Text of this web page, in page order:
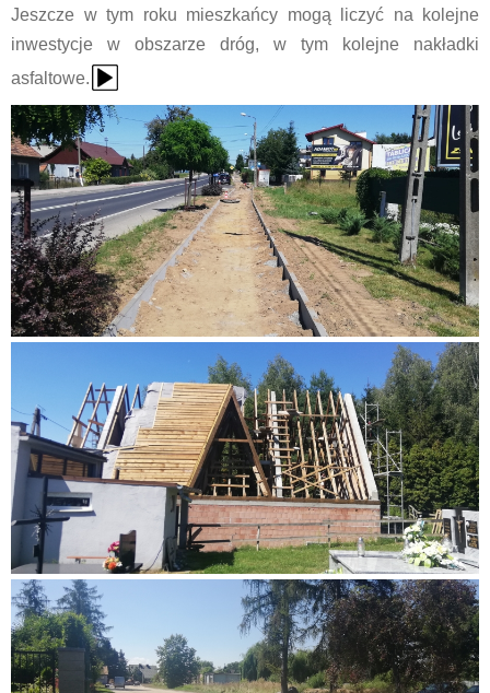
Jeszcze w tym roku mieszkańcy mogą liczyć na kolejne
inwestycje w obszarze dróg, w tym kolejne nakładki
asfaltowe.
{Play}